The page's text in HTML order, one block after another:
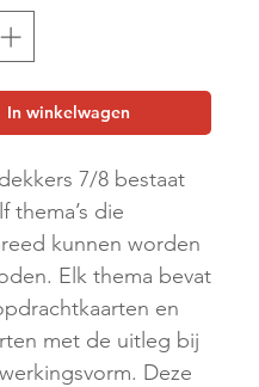
In winkelwagen
7/8 bestaat
thema’s die
kunnen worden
Elk thema bevat
en
met de uitleg bij
Deze